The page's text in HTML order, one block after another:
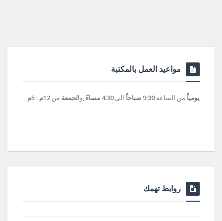
مواعيد العمل بالمكتبة
يومياً من الساعة9:30 صباحاً الى4:30 مساءً ,والجمعة من 12م : 5م
روابط تهمك